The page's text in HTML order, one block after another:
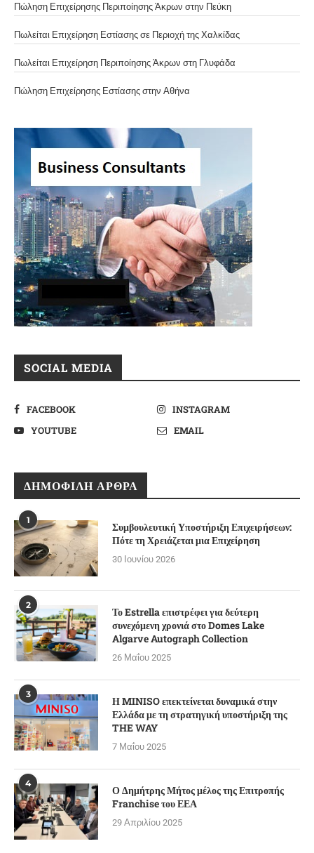
Πώληση Επιχείρησης Περιποίησης Άκρων στην Πεύκη
Πωλείται Επιχείρηση Εστίασης σε Περιοχή της Χαλκίδας
Πωλείται Επιχείρηση Περιποίησης Άκρων στη Γλυφάδα
Πώληση Επιχείρησης Εστίασης στην Αθήνα
SOCIAL MEDIA
FACEBOOK
INSTAGRAM
YOUTUBE
EMAIL
ΔΗΜΟΦΙΛΉ ΆΡΘΡΑ
1
Συμβουλευτική Υποστήριξη Επιχειρήσεων:
Πότε τη Χρειάζεται μια Επιχείρηση
30 Ιουνίου 2026
2
Το Estrella επιστρέφει για δεύτερη
συνεχόμενη χρονιά στο Domes Lake
Algarve Autograph Collection
26 Μαΐου 2025
3
Η MINISO επεκτείνεται δυναμικά στην
Ελλάδα με τη στρατηγική υποστήριξη της
THE WAY
7 Μαΐου 2025
4
Ο Δημήτρης Μήτος μέλος της Επιτροπής
Franchise του ΕΕΑ
29 Απριλίου 2025